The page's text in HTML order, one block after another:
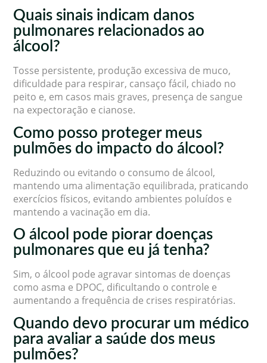
Quais sinais indicam danos
pulmonares relacionados ao
álcool?
Tosse persistente, produção excessiva de muco,
dificuldade para respirar, cansaço fácil, chiado no
peito e, em casos mais graves, presença de sangue
na expectoração e cianose.
Como posso proteger meus
pulmões do impacto do álcool?
Reduzindo ou evitando o consumo de álcool,
mantendo uma alimentação equilibrada, praticando
exercícios físicos, evitando ambientes poluídos e
mantendo a vacinação em dia.
O álcool pode piorar doenças
pulmonares que eu já tenha?
Sim, o álcool pode agravar sintomas de doenças
como asma e DPOC, dificultando o controle e
aumentando a frequência de crises respiratórias.
Quando devo procurar um médico
para avaliar a saúde dos meus
pulmões?